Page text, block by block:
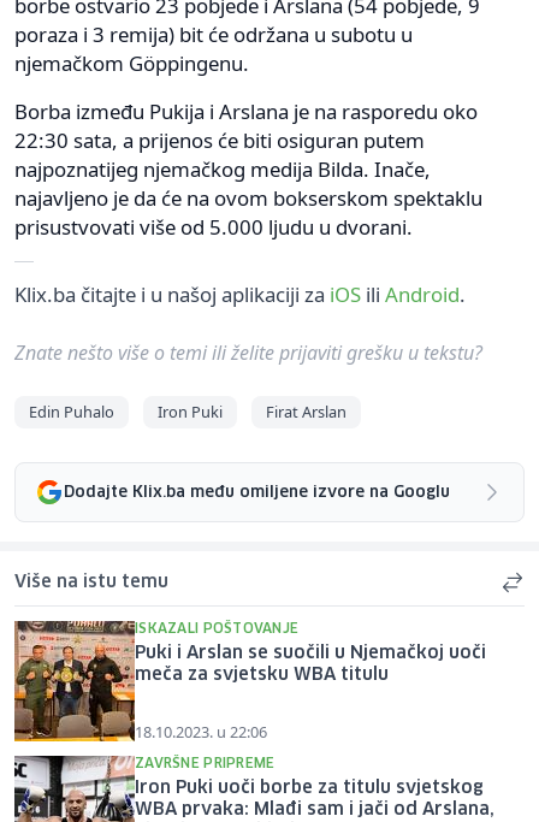
borbe ostvario 23 pobjede i Arslana (54 pobjede, 9
poraza i 3 remija) bit će održana u subotu u
njemačkom Göppingenu.
Borba između Pukija i Arslana je na rasporedu oko
22:30 sata, a prijenos će biti osiguran putem
najpoznatijeg njemačkog medija Bilda. Inače,
najavljeno je da će na ovom bokserskom spektaklu
prisustvovati više od 5.000 ljudu u dvorani.
Klix.ba čitajte i u našoj aplikaciji za iOS ili Android.
Znate nešto više o temi ili želite prijaviti grešku u tekstu?
Edin Puhalo Iron Puki Firat Arslan
Dodajte Klix.ba među omiljene izvore na Googlu
Više na istu temu
ISKAZALI POŠTOVANJE
Puki i Arslan se suočili u Njemačkoj uoči
meča za svjetsku WBA titulu
18.10.2023. u 22:06
ZAVRŠNE PRIPREME
Iron Puki uoči borbe za titulu svjetskog
WBA prvaka: Mlađi sam i jači od Arslana,